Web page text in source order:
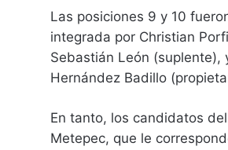
Las posiciones 9 y 10
integrada por Christian
Sebastián León (suplente),
Hernández Badillo
En tanto, los candidatos
Metepec, que le